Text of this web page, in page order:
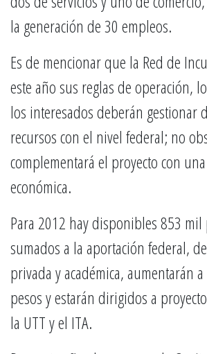
la generación de 30 empleos.
Es de mencionar que la Red de
este año sus reglas de operación,
los interesados deberán gestionar
recursos con el nivel federal; no
complementará el proyecto con
económica.
Para 2012 hay disponibles 853 mil
sumados a la aportación federal,
privada y académica, aumentarán
pesos y estarán dirigidos a
la UTT y el ITA.